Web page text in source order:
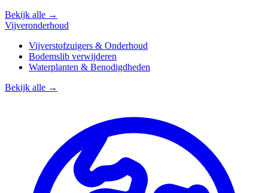
Bekijk alle →
Vijveronderhoud
Vijverstofzuigers & Onderhoud
Bodemslib verwijderen
Waterplanten & Benodigdheden
Bekijk alle →